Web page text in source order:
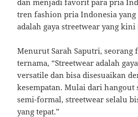
tren fashion pria Indonesia
adalah gaya streetwear yang
Menurut Sarah Saputri, seorang
ternama, “Streetwear adalah
versatile dan bisa disesuaikan
kesempatan. Mulai dari hangout
semi-formal, streetwear selalu
yang tepat.”